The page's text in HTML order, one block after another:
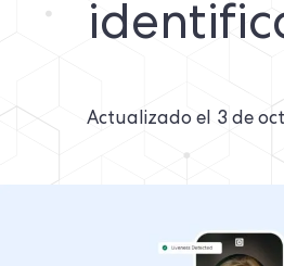
Actualizado el 3 de